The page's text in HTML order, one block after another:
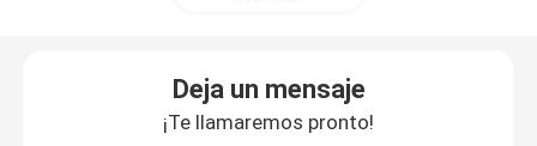
Deja un mensaje
¡Te llamaremos pronto!